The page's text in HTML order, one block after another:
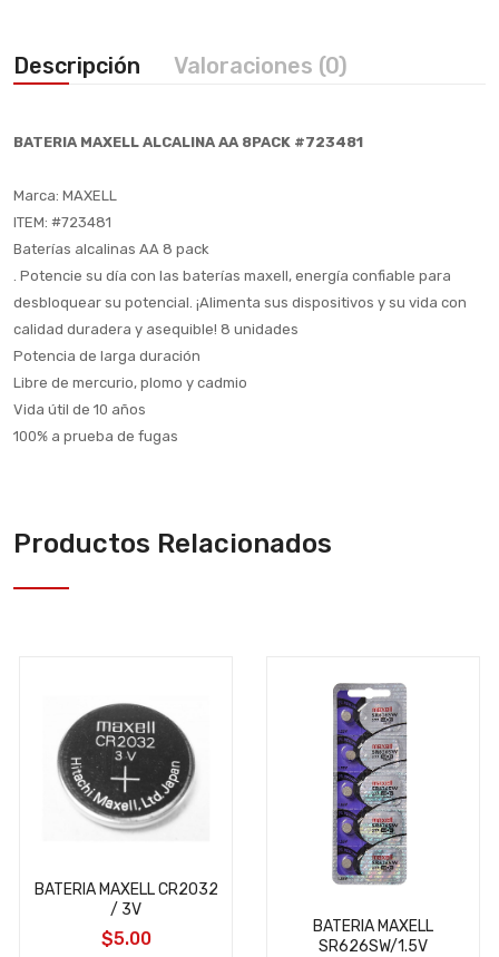
Descripción Valoraciones (0)
BATERIA MAXELL ALCALINA AA 8PACK #723481
Marca: MAXELL
ITEM: #723481
Baterías alcalinas AA 8 pack
. Potencie su día con las baterías maxell, energía confiable para
desbloquear su potencial. ¡Alimenta sus dispositivos y su vida con
calidad duradera y asequible! 8 unidades
Potencia de larga duración
Libre de mercurio, plomo y cadmio
Vida útil de 10 años
100% a prueba de fugas
Productos Relacionados
BATERIA MAXELL CR2032
/ 3V
$5.00
BATERIA MAXELL
SR626SW/1.5V